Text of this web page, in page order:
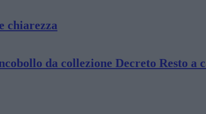
chiarezza
da collezione Decreto Resto a